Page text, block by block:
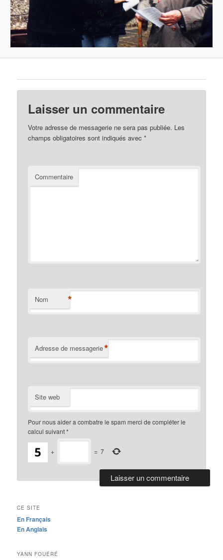
Laisser un commentaire
Votre adresse de messagerie ne sera pas publiée. Les
champs obligatoires sont indiqués avec*
Commentaire
Nom *
Adresse de messagerie*
Site web
Pour nous aider a combatre le spam merci de compléter le
calcul suivant*
+ = 7
CE SITE
En Français
En Anglais
YANN FOUÉRÉ